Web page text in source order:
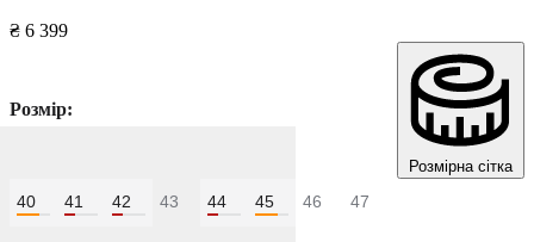
₴ 6 399
Розмір:
Розмірна сітка
40 41 42 43 44 45 46 47